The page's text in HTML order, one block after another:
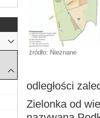
źródło: Nieznane
odległości
Zielonka od